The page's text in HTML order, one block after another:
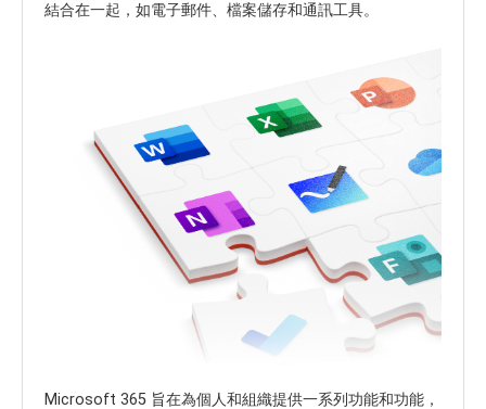
結合在一起，如電子郵件、檔案儲存和通訊工具。
Microsoft 365 旨在為個人和組織提供一系列功能和功能，